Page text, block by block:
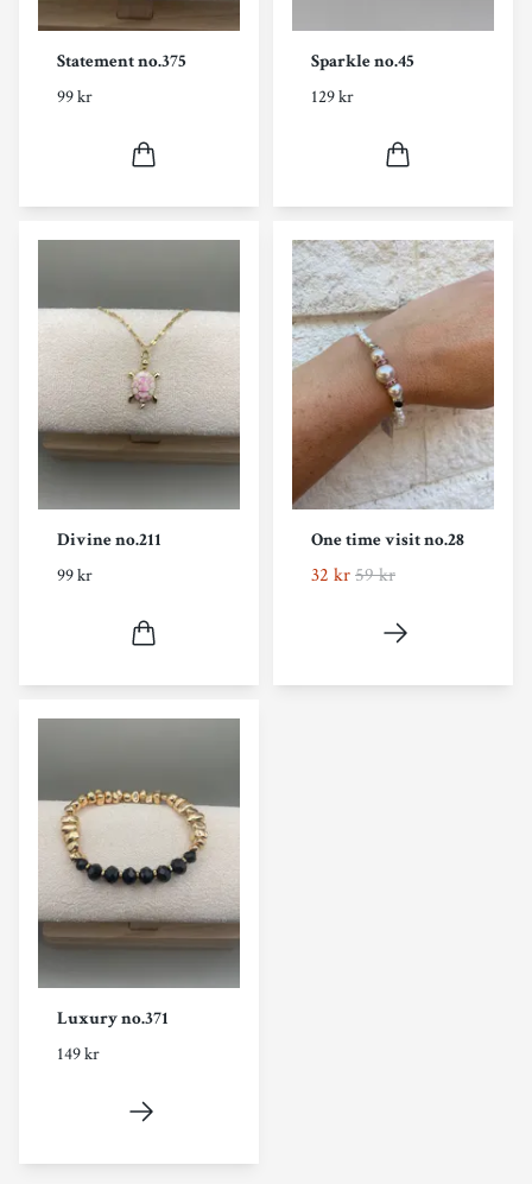
Statement no.375
99 kr
Sparkle no.45
129 kr
Divine no.211
99 kr
One time visit no.28
32 kr59 kr
Luxury no.371
149 kr